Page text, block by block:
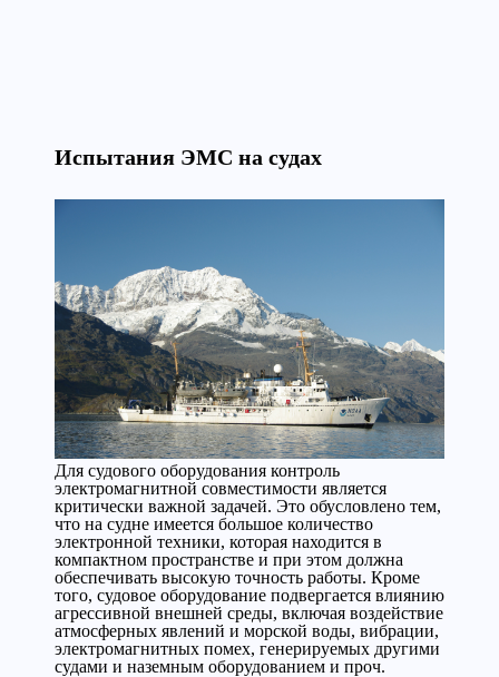
Испытания ЭМС на судах
Для судового оборудования контроль
электромагнитной совместимости является
критически важной задачей. Это обусловлено тем,
что на судне имеется большое количество
электронной техники, которая находится в
компактном пространстве и при этом должна
обеспечивать высокую точность работы. Кроме
того, судовое оборудование подвергается влиянию
агрессивной внешней среды, включая воздействие
атмосферных явлений и морской воды, вибрации,
электромагнитных помех, генерируемых другими
судами и наземным оборудованием и проч.